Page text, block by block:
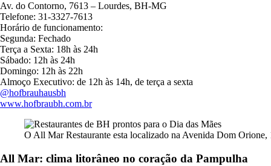
Av. do Contorno, 7613 – Lourdes, BH-MG
Telefone: 31-3327-7613
Horário de funcionamento:
Segunda: Fechado
Terça a Sexta: 18h às 24h
Sábado: 12h às 24h
Domingo: 12h às 22h
Almoço Executivo: de 12h às 14h, de terça a sexta
@hofbrauhausbh
www.hofbraubh.com.br
O All Mar Restaurante esta localizado na Avenida Dom
All Mar: clima litorâneo no coração da Pampulha